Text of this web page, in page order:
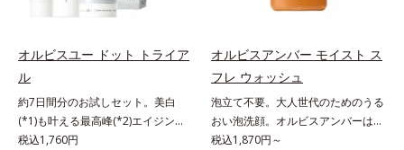
オルビスユー ドット トライア
ル
約7日間分のお試しセット。美白
(*1)も叶える最高峰(*2)エイジング
ケア(*3)。ハリも透明感(*4)も結果
税込1,760円
オルビスアンバー モイスト ス
フレ ウォッシュ
泡立て不要。大人世代のためのうる
おい泡洗顔。オルビスアンバーは、
いつも⾃然体で美しくありたいと願
税込1,870円～